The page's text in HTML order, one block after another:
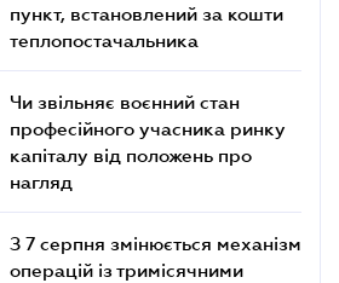
пункт, встановлений за кошти
теплопостачальника
Чи звільняє воєнний стан
професійного учасника ринку
капіталу від положень про
нагляд
З 7 серпня змінюється механізм
операцій із тримісячними